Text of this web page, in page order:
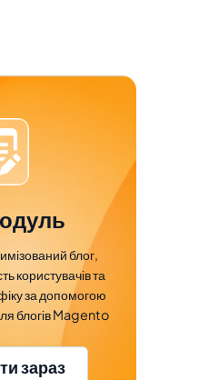
блог,
користувачів та
за допомогою
блогів Magento
зараз